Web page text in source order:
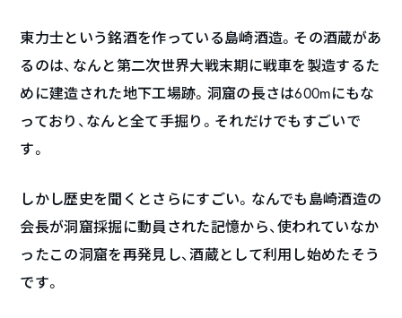
東力士という銘酒を作っている島崎酒造。その酒蔵があ
るのは、なんと第二次世界大戦末期に戦車を製造するた
めに建造された地下工場跡。洞窟の長さは600mにもな
っており、なんと全て手掘り。それだけでもすごいで
す。
しかし歴史を聞くとさらにすごい。なんでも島崎酒造の
会長が洞窟採掘に動員された記憶から、使われていなか
ったこの洞窟を再発見し、酒蔵として利用し始めたそう
です。